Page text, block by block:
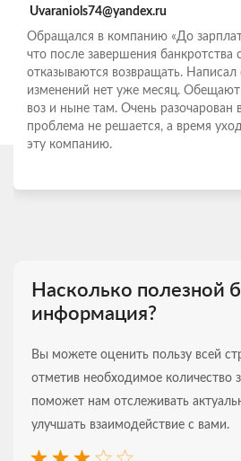
Uvaraniols74@yandex.ru
Обращался в компанию «До
что после завершения банкротства
отказываются возвращать.
изменений нет уже месяц.
воз и ныне там. Очень разочарован
проблема не решается, а время
эту компанию.
Насколько полезной
информация?
Вы можете оценить пользу всей
отметив необходимое количество
поможет нам отслеживать
улучшать взаимодействие с вами.